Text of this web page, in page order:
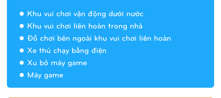
Khu vui chơi vận động dưới nước
Khu vui chơi liên hoàn trong nhà
Đồ chơi bên ngoài khu vui chơi liên hoàn
Xe thú chạy bằng điện
Xu bỏ máy game
Máy game